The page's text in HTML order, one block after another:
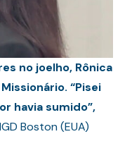
no joelho, Rônica
“Pisei
havia sumido”,
Boston (EUA)